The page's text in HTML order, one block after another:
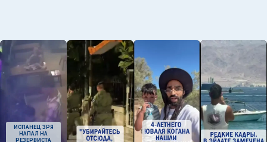
ИСПАНЕЦ ЗРЯ
НАПАЛ НА
РЕЗЕРВИСТА